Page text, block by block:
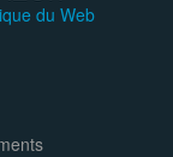
du Web